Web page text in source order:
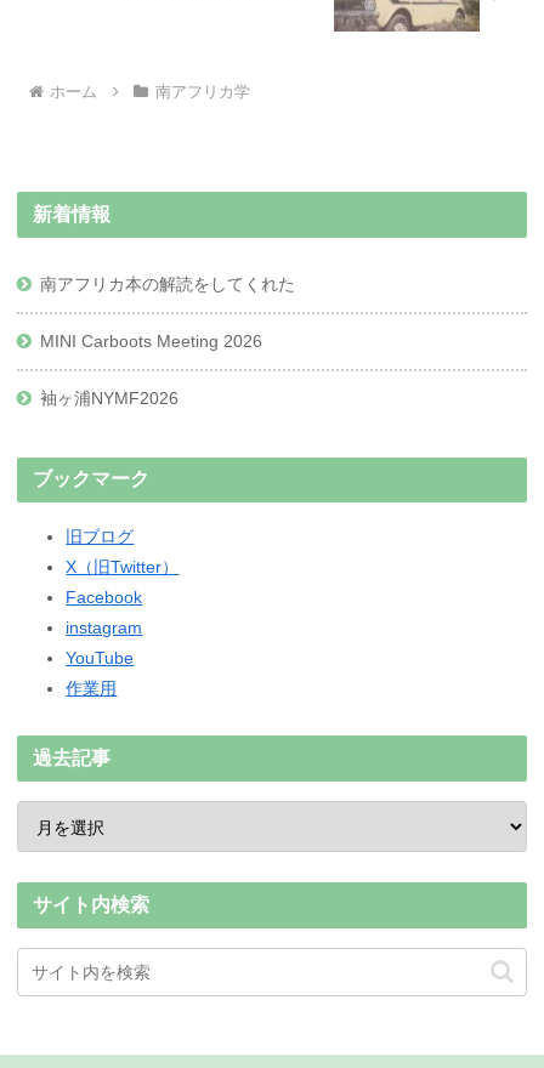
ホーム 南アフリカ学
新着情報
南アフリカ本の解読をしてくれた
MINI Carboots Meeting 2026
袖ヶ浦NYMF2026
ブックマーク
旧ブログ
X（旧Twitter）
Facebook
instagram
YouTube
作業用
過去記事
サイト内検索